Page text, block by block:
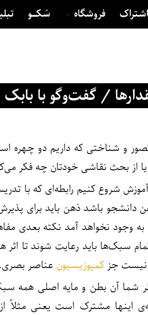
اشتراک فروشگاه سَکــــو
/ گفت‌وگو با بابک
تصور و شناختی که داریم دو
یا از بحث نقاشی خودتان چه فکر
شروع کنیم رابطه‌ای که با
باشد ذهن باید برای پذیرش
به وجود نخواهد آمد نکته بعدی
سبک‌ها باید رعایت شوند تا
جز کمپوزیسیون عناصر بصری.
شما آن بطن و مایه اصلی
اینها مشترک است یعنی مثلاً